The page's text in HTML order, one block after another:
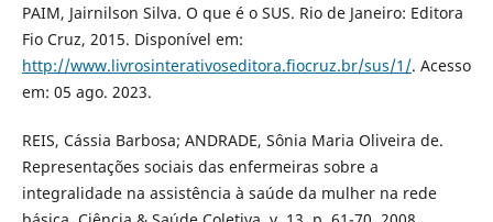
PAIM, Jairnilson Silva. O que é o SUS. Rio de Janeiro: Editora
Fio Cruz, 2015. Disponível em:
http://www.livrosinterativoseditora.fiocruz.br/sus/1/. Acesso
em: 05 ago. 2023.
REIS, Cássia Barbosa; ANDRADE, Sônia Maria Oliveira de.
Representações sociais das enfermeiras sobre a
integralidade na assistência à saúde da mulher na rede